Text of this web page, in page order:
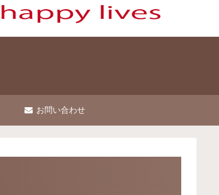
お問い合わせ